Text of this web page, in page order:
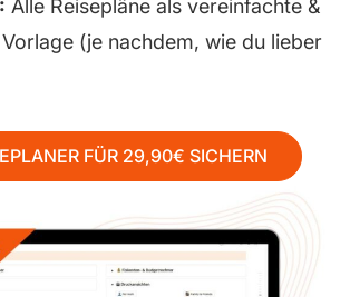
Alle Reisepläne als vereinfachte &
(je nachdem, wie du lieber
FÜR 29,90€ SICHERN